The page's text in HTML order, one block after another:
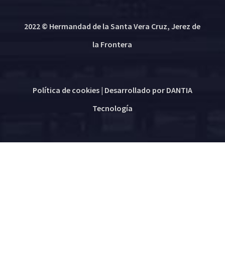
2022 © Hermandad de la Santa Vera Cruz, Jerez de
la Frontera
Política de cookies| Desarrollado por DANTIA
Tecnología